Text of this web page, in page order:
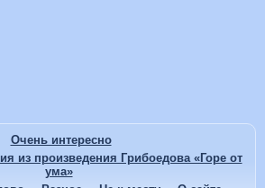
Очень интересно
из произведения Грибоедова «Горе от
ума»